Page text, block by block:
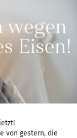
von gestern, die